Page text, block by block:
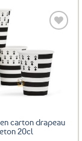
Ajouter
aux
favoris
carton drapeau
20cl